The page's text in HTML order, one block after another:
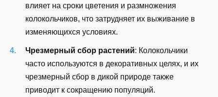
влияет на сроки цветения и размножения
колокольчиков, что затрудняет их выживание в
изменяющихся условиях.
Чрезмерный сбор растений: Колокольчики
часто используются в декоративных целях, и их
чрезмерный сбор в дикой природе также
приводит к сокращению популяций.